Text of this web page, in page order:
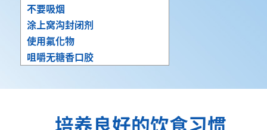
不要吸烟
涂上窝沟封闭剂
使用氟化物
咀嚼无糖香口胶
培养良好的饮食习惯